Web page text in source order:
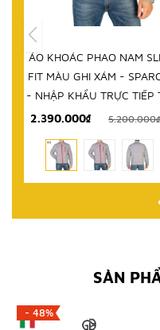
GIÀY THỂ THAO NAM -
SPARCO - NHẬP KHẨU
CHÍNH HÃNG TỪ Ý
1.590.000₫
5.390.000₫
SẢN
- 48%